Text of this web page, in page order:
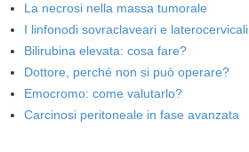
La necrosi nella massa tumorale
I linfonodi sovraclaveari e laterocervicali
Bilirubina elevata: cosa fare?
Dottore, perché non si può operare?
Emocromo: come valutarlo?
Carcinosi peritoneale in fase avanzata